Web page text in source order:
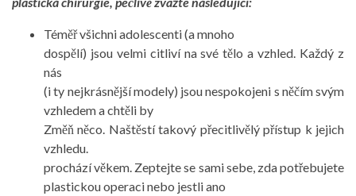
Téměř všichni adolescenti (a mnoho
dospělí) jsou velmi citliví na své tělo a vzhled. Každý z
nás
(i ty nejkrásnější modely) jsou nespokojeni s něčím svým
vzhledem a chtěli by
Změň něco. Naštěstí takový přecitlivělý přístup k jejich
vzhledu.
prochází věkem. Zeptejte se sami sebe, zda potřebujete
plastickou operaci nebo jestli ano